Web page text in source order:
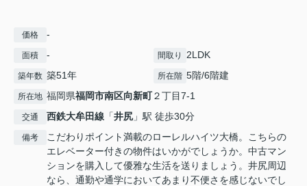
価格 -
面積 - 間取り 2LDK
築年数 築51年 所在階 5階/6階建
所在地 福岡県福岡市南区向新町２丁目7-1
交通 西鉄大牟田線 「井尻 」駅 徒歩30分
備考
こだわりポイント満載のローレルハイツ大橋。こちらの
エレベーター付きの物件はいかがでしょうか。中古マン
ションを購入して優雅な生活を送りましょう。井尻周辺
なら、通勤や通学においてあまり不便さを感じないでし